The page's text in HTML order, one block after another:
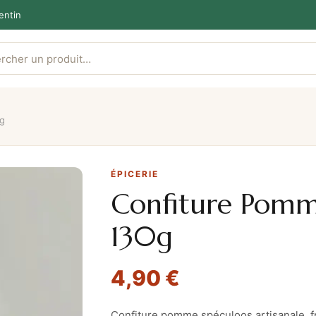
ÉPICERIE
Confiture
130g
4,90 €